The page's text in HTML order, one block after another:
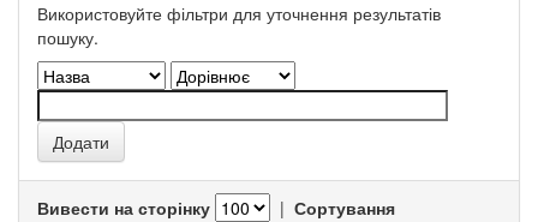
Використовуйте фільтри для уточнення результатів
пошуку.
Вивести на сторінку | Сортування